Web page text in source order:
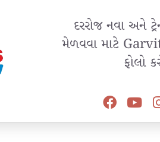
દરરોજ નવા અને
મેળવવા માટે
ફોલો